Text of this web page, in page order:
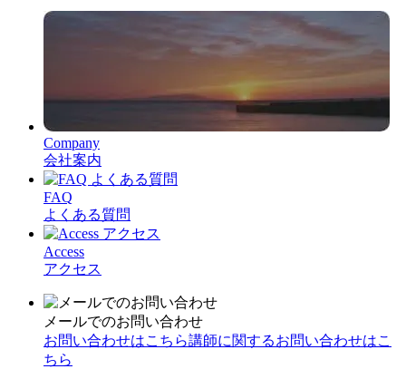
Company
会社案内
FAQ
よくある質問
Access
アクセス
メールでのお問い合わせ
お問い合わせはこちら講師に関するお問い合わせはこ
ちら